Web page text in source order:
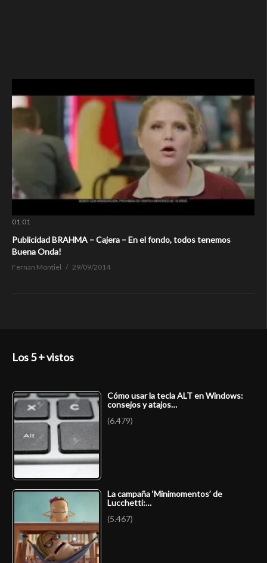
01:01
Publicidad BRAHMA – Cajera – En el fondo, todos tenemos
Buena Onda!
Fernan Montiel 29/09/2014
Los 5 + vistos
Cómo usar la tecla ALT en Windows:
consejos y atajos…
(6.479)
La campaña ‘Minimomentos’ de
Lucchetti:…
(5.467)